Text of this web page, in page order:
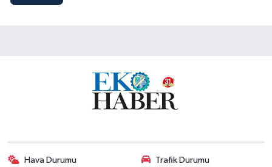
Hava Durumu Trafik Durumu